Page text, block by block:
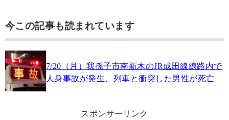
今この記事も読まれています
7/20（月）我孫子市南新木のJR成田線線路内で
人身事故が発生、列車と衝突した男性が死亡
スポンサーリンク